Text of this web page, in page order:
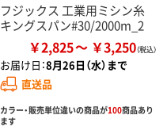
フジックス 工業用ミシン糸
キングスパン#30/2000m_2
￥2,825 ￥3,250
お届け日：8月26日（水）まで
直送品
カラー・販売単位違いの商品が100商品あり
ます